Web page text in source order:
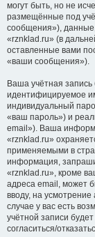
могут быть, но не
размещённые под
сообщения»),
«rznklad.ru» (в
оставленные вами
«ваши сообщения»).
Ваша учётная
идентифицируемое
индивидуальный
«ваш пароль») и
email»). Ваша
«rznklad.ru»
применяемыми в
информация,
«rznklad.ru», кроме
адреса email, может
вводу, на
случае у вас есть
учётной записи
согласиться/